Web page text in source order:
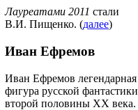
Лауреатами 2011 стали
В.И. Пищенко. (далее)
Иван Ефремов
Иван Ефремов легендарная
фигура русской фантастики
второй половины ХХ века.